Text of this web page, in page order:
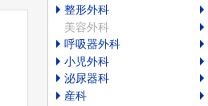
整形外科
美容外科
呼吸器外科
小児外科
泌尿器科
産科